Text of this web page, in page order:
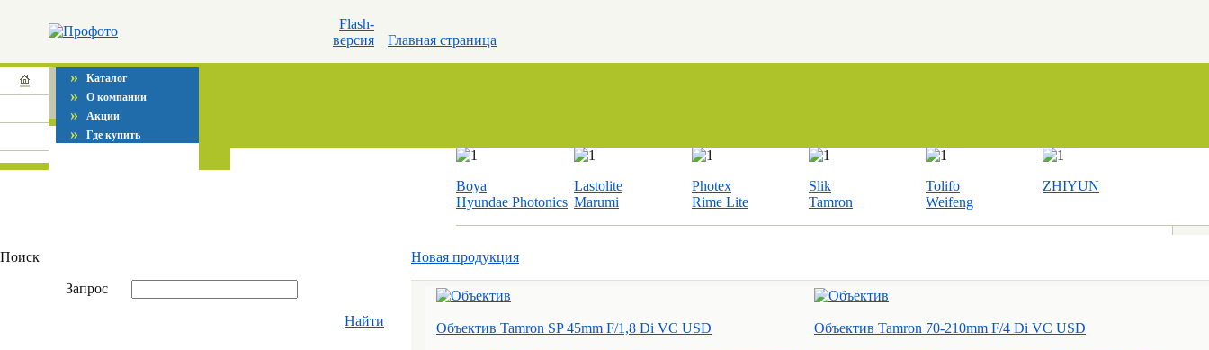
Flash-
версия
Главная страница
» Каталог
» О компании
» Акции
» Где купить
Boya
Hyundae Photonics
Lastolite
Marumi
Photex
Rime Lite
Slik
Tamron
Tolifo
Weifeng
ZHIYUN
Поиск
Запрос
Найти
Новая продукция
Объектив Tamron SP 45mm F/1,8 Di VC USD
Объектив Tamron 70-210mm F/4 Di VC USD